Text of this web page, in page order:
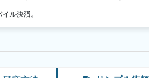
ル決済。